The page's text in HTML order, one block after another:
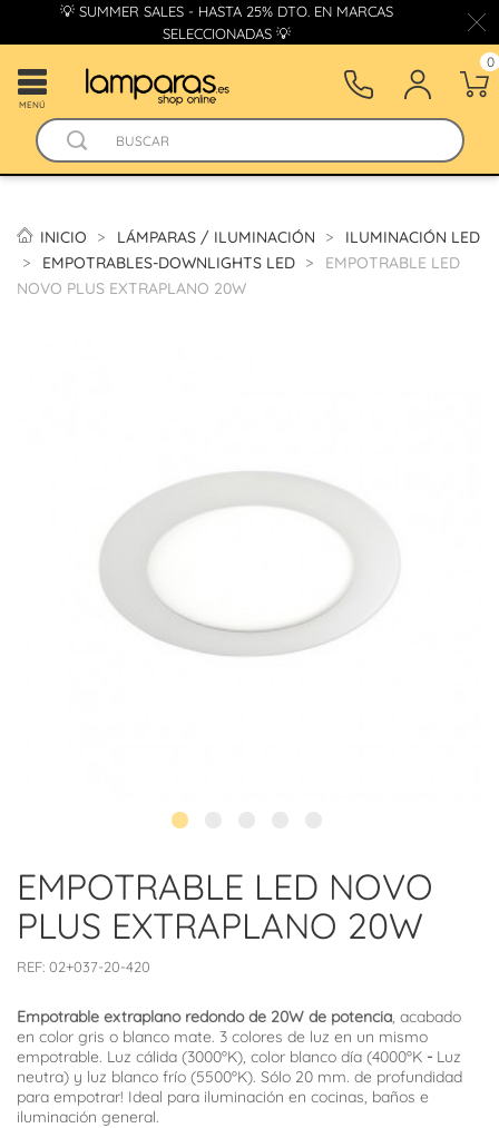
💡 SUMMER SALES - HASTA 25% DTO. EN MARCAS
SELECCIONADAS 💡
MENÚ
0
INICIO LÁMPARAS / ILUMINACIÓN
ILUMINACIÓN LED
EMPOTRABLES-DOWNLIGHTS LED
EMPOTRABLE LED
NOVO PLUS EXTRAPLANO 20W
EMPOTRABLE LED NOVO
PLUS EXTRAPLANO 20W
REF: 02+037-20-420
Empotrable extraplano redondo de 20W de potencia, acabado
en color gris o blanco mate. 3 colores de luz en un mismo
empotrable. Luz cálida (3000ºK), color blanco día (4000ºK - Luz
neutra) y luz blanco frío (5500ºK). Sólo 20 mm. de profundidad
para empotrar! Ideal para iluminación en cocinas, baños e
iluminación general.